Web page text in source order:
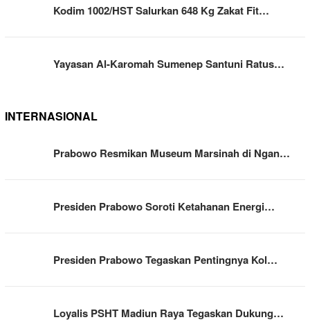
Kodim 1002/HST Salurkan 648 Kg Zakat Fit…
Yayasan Al-Karomah Sumenep Santuni Ratus…
INTERNASIONAL
Prabowo Resmikan Museum Marsinah di Ngan…
Presiden Prabowo Soroti Ketahanan Energi…
Presiden Prabowo Tegaskan Pentingnya Kol…
Loyalis PSHT Madiun Raya Tegaskan Dukung…